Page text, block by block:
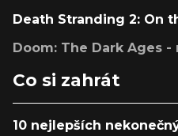
Death Stranding 2: On
Doom: The Dark Ages -
Co si zahrát
10 nejlepších